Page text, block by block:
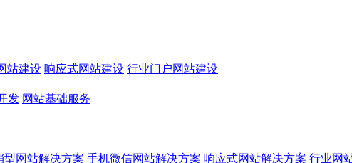
站建设 响应式网站建设 行业门户网站建设
发 网站基础服务
型网站解决方案 手机微信网站解决方案 响应式网站解决方案 行业网